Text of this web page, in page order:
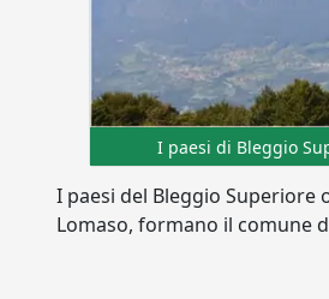
I paesi di Bleggio
I paesi del Bleggio Superiore
Lomaso, formano il comune